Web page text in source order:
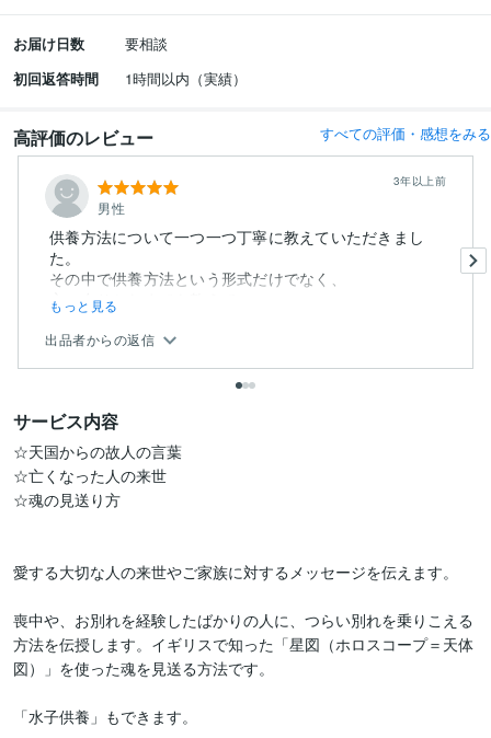
お届け日数
要相談
初回返答時間
1時間以内（実績）
高評価のレビュー すべての評価・感想をみる
男性
3年以上前
供養方法について一つ一つ丁寧に教えていただきまし
た。
その中で供養方法という形式だけでなく、
心の在りかたまでも教えてい...
もっと見る
出品者からの返信
サービス内容
☆天国からの故人の言葉
☆亡くなった人の来世
☆魂の見送り方
愛する大切な人の来世やご家族に対するメッセージを伝えます。
喪中や、お別れを経験したばかりの人に、つらい別れを乗りこえる
方法を伝授します。イギリスで知った「星図（ホロスコープ＝天体
図）」を使った魂を見送る方法です。
「水子供養」もできます。